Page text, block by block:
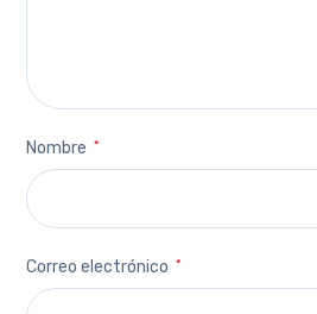
Nombre *
Correo electrónico *